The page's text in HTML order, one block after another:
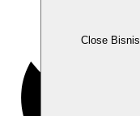
Close Bisnis